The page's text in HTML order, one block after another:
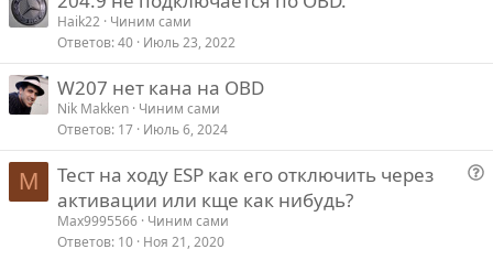
Haik22 Чиним сами
Ответов 40 Июль 23, 2022
W207 нет кана на OBD
Nik Makken Чиним сами
Ответов 17 Июль 6, 2024
M
В
Тест на ходу ESP как его отключить через
активации или кще как нибудь?
Max9995566 Чиним сами
Ответов 10 Ноя 21, 2020